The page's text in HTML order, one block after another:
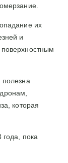
их
и
полезна
которая
пока